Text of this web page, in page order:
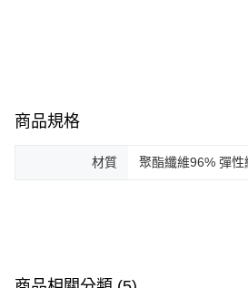
商品規格
材質 聚酯纖維96% 彈性